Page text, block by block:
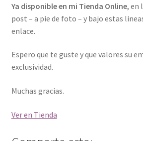
Ya disponible en mi Tienda Online, en
post – a pie de foto – y bajo estas
enlace.
Espero que te guste y que valores su
exclusividad.
Muchas gracias.
Ver en Tienda